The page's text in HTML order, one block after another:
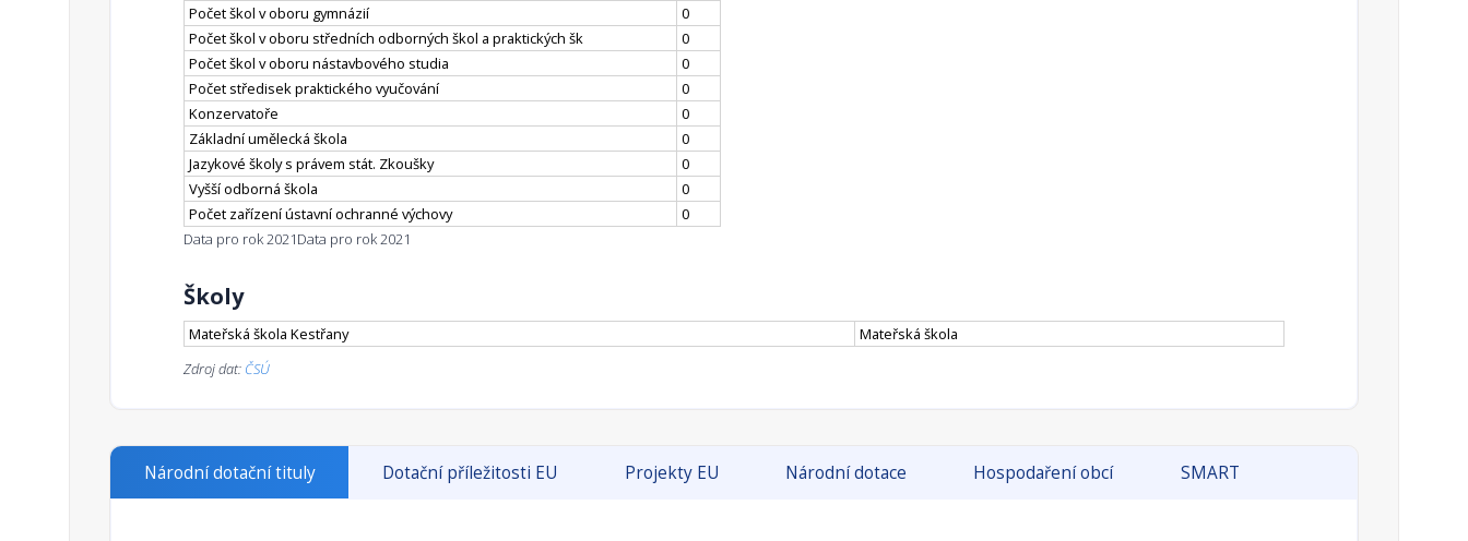
Počet škol v oboru gymnázií
0
Počet škol v oboru středních odborných škol a praktických šk
0
Počet škol v oboru nástavbového studia
0
Počet středisek praktického vyučování
0
Konzervatoře
0
Základní umělecká škola
0
Jazykové školy s právem stát. Zkoušky
0
Vyšší odborná škola
0
Počet zařízení ústavní ochranné výchovy
0
Data pro rok 2021Data pro rok 2021
Školy
Mateřská škola Kestřany
Mateřská škola
Zdroj dat: ČSÚ
Národní dotační tituly Dotační příležitosti EU Projekty EU Národní dotace Hospodaření obcí SMART